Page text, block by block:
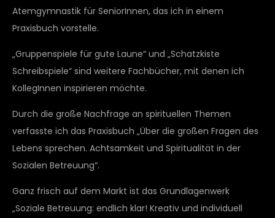
Atemgymnastik für SeniorInnen, das ich in einem
Praxisbuch vorstelle.
„Gruppenspiele für gute Laune“ und „Schatzkiste
Schreibspiele“ sind weitere Fachbücher, mit denen ich
KollegInnen inspirieren möchte.
Durch die große Nachfrage an spirituellen Themen
verfasste ich das Praxisbuch „Über die großen Fragen des
Lebens sprechen. Achtsamkeit und Spiritualität in der
Sozialen Betreuung“.
Ganz frisch auf dem Markt ist das Grundlagenwerk
„Soziale Betreuung: endlich klar! Kreativ und individuell